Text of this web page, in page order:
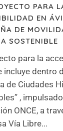
PARA
EN
DE
SOSTENIBLE
para la
incluye dentro
de Ciudades
,
ONCE, a
Vía Libre...